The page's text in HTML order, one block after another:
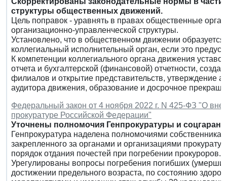
структуры общественных движений.
Цель поправок - уравнять в правах общественные
организационно-управленческой структуры.
Установлено, что в общественном движении
коллегиальный исполнительный орган, если это
К компетенции коллегиального органа движения
отчета и бухгалтерской (финансовой) отчетности,
филиалов и открытие представительств, утверждение
аудитора движения, образование и досрочное
Федеральный закон от 4 ноября 2022 г. N 425-ФЗ "О
прокуратуре Российской Федерации"
Уточнены полномочия Генпрокуратуры и
Генпрокуратура наделена полномочиями
закрепленного за органами и организациями
порядок отдания почестей при погребении прокуроров.
Урегулированы вопросы погребения погибших
достижении предельного возраста, по состоянию